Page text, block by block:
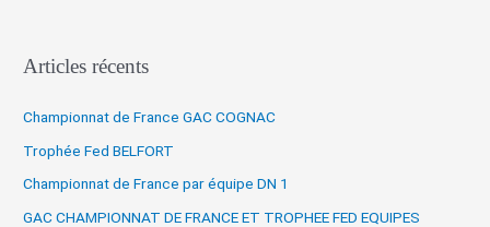
e
c
h
e
r
Articles récents
Championnat de France GAC COGNAC
Trophée Fed BELFORT
Championnat de France par équipe DN 1
GAC CHAMPIONNAT DE FRANCE ET TROPHEE FED EQUIPES